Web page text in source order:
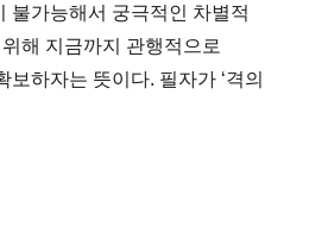
불가능해서 궁극적인 차별적
해 지금까지 관행적으로
하자는 뜻이다. 필자가 ‘격의